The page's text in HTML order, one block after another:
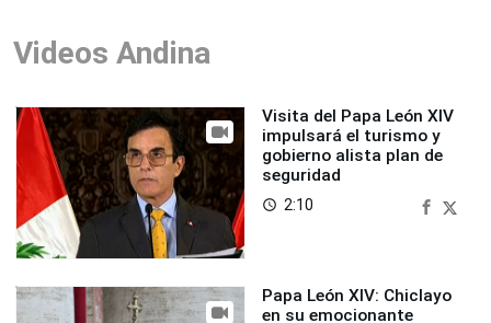
Videos Andina
Visita del Papa León XIV
impulsará el turismo y
gobierno alista plan de
seguridad
access_time 2:10
Papa León XIV: Chiclayo
en su emocionante